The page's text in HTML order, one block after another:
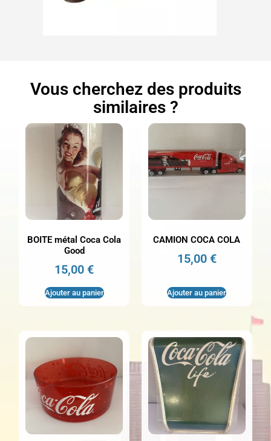
Vous cherchez des produits
similaires ?
BOITE métal Coca Cola
Good
15,00€
Ajouter au panier
CAMION COCA COLA
15,00 €
Ajouter au panier